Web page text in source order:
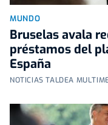
MUNDO
Bruselas avala
préstamos del
España
NOTICIAS TALDEA